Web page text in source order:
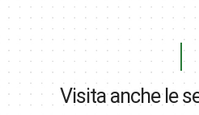
Visita anche le